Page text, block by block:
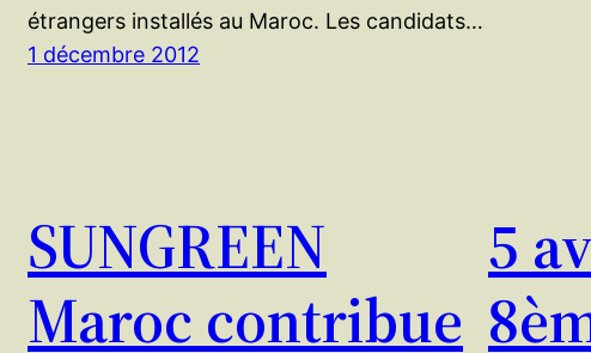
étrangers installés au Maroc. Les candidats…
1 décembre 2012
SUNGREEN
Maroc contribue
5